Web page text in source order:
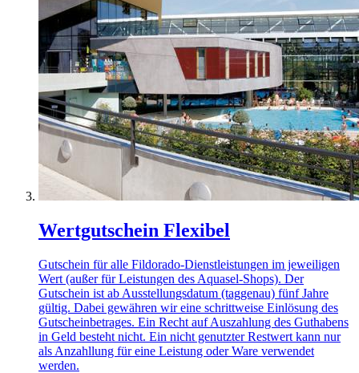
Wertgutschein Flexibel
Gutschein für alle Fildorado-Dienstleistungen im jeweiligen
Wert (außer für Leistungen des Aquasel-Shops). Der
Gutschein ist ab Ausstellungsdatum (taggenau) fünf Jahre
gültig. Dabei gewähren wir eine schrittweise Einlösung des
Gutscheinbetrages. Ein Recht auf Auszahlung des Guthabens
in Geld besteht nicht. Ein nicht genutzter Restwert kann nur
als Anzahllung für eine Leistung oder Ware verwendet
werden.